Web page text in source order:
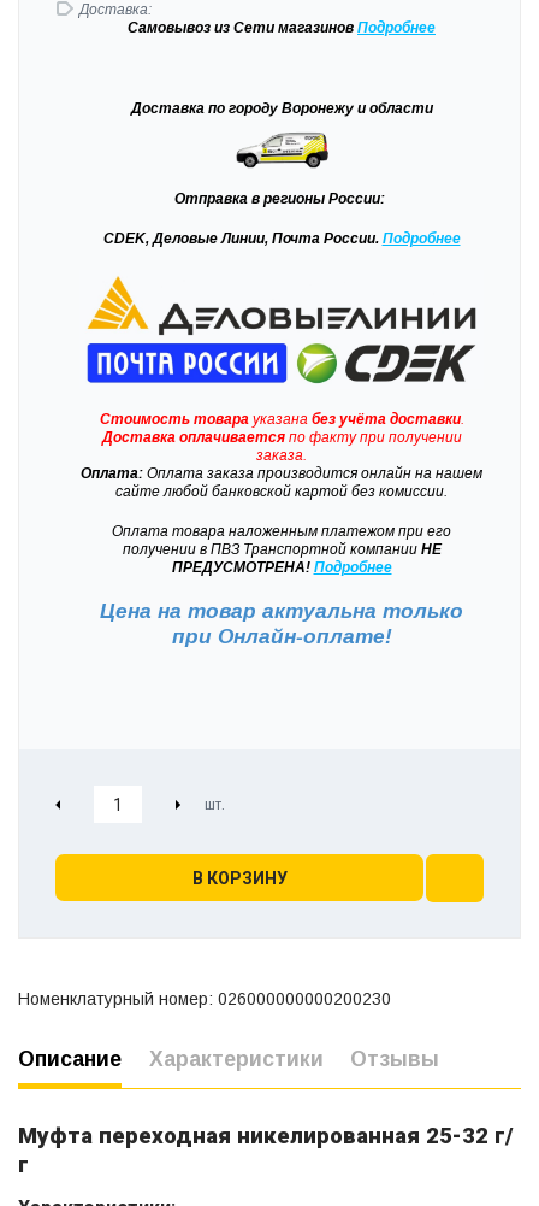
Доставка:
Самовывоз из Сети магазинов Подробнее
Доставка по городу Воронежу и области
Отправка в регионы России:
CDEK, Деловые Линии, Почта России. Подробнее
Стоимость товарауказана без учёта доставки.
Доставкаоплачиваетсяпо факту при получении
заказа.
Оплата: Оплата заказа производится онлайн на нашем
сайте любой банковской картой без комиссии.
Оплата товара наложенным платежом при его
получении в ПВЗ Транспортной компанииНЕ
ПРЕДУСМОТРЕНА! Подробнее
Цена на товар актуальна только
при Онлайн-оплате!
В КОРЗИНУ
Номенклатурный номер: 026000000000200230
Описание Характеристики Отзывы
Муфта переходная никелированная 25-32 г/
г